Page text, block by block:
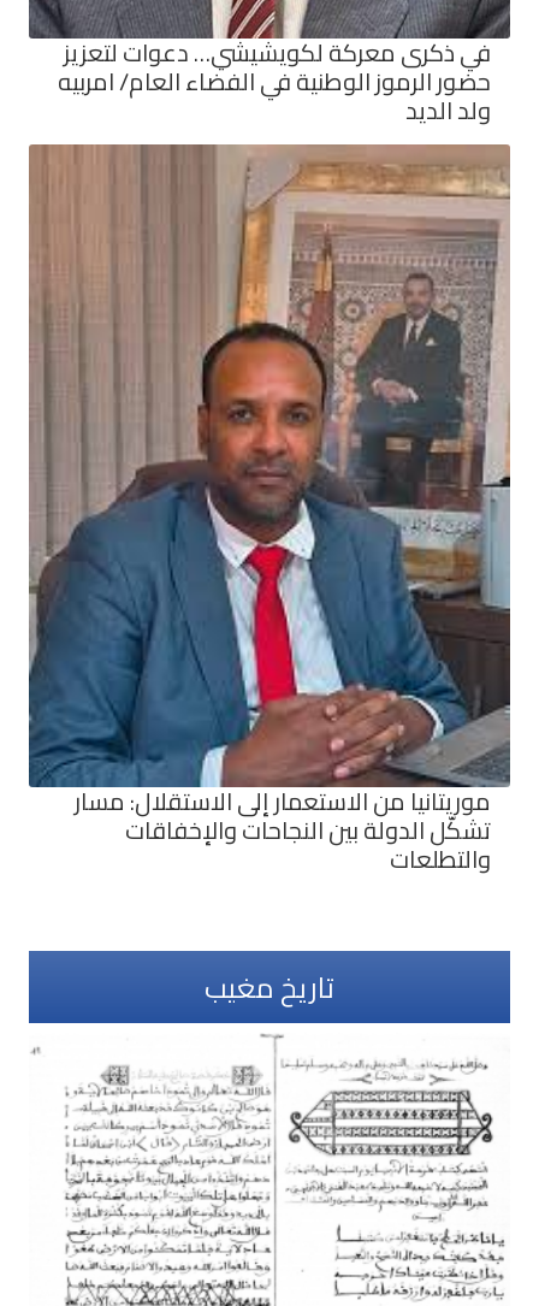
في ذكرى معركة لكويشيشي… دعوات لتعزيز
حضور الرموز الوطنية في الفضاء العام/ امربيه
ولد الديد
موريتانيا من الاستعمار إلى الاستقلال: مسار
تشكّل الدولة بين النجاحات والإخفاقات
والتطلعات
تاريخ مغيب